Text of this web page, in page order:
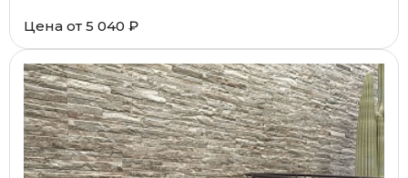
Цена от 5 040 ₽